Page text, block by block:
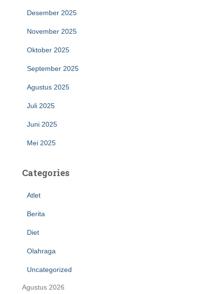
Desember 2025
November 2025
Oktober 2025
September 2025
Agustus 2025
Juli 2025
Juni 2025
Mei 2025
Categories
Atlet
Berita
Diet
Olahraga
Uncategorized
Agustus 2026